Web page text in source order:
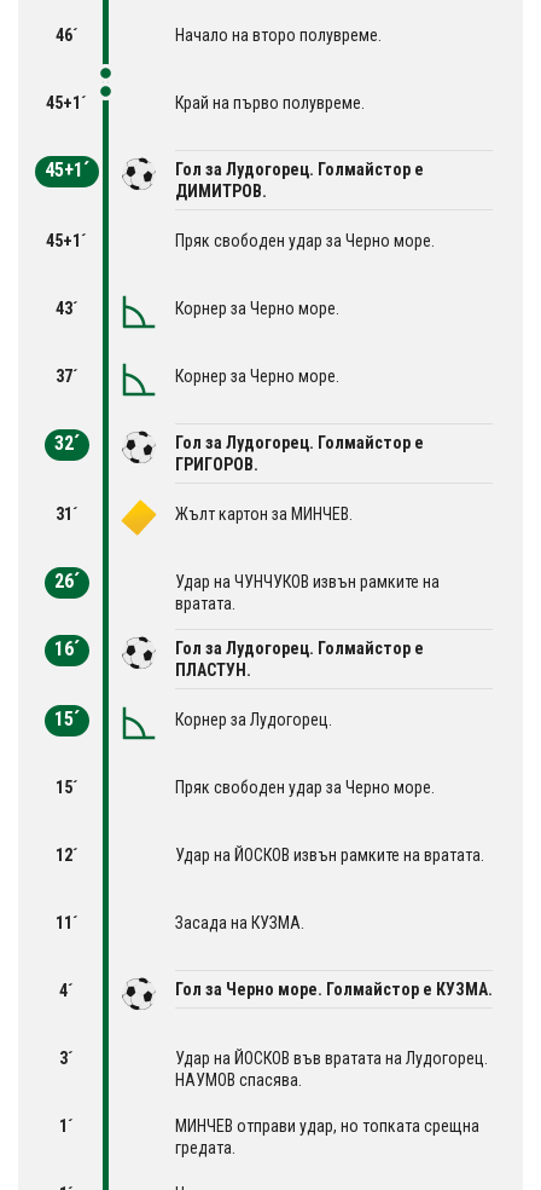
46´ Начало на второ полувреме.
45+1´ Край на първо полувреме.
45+1´
Гол за Лудогорец. Голмайстор е
ДИМИТРОВ.
45+1´ Пряк свободен удар за Черно море.
43´ Корнер за Черно море.
37´ Корнер за Черно море.
32´
Гол за Лудогорец. Голмайстор е
ГРИГОРОВ.
31´ Жълт картон за МИНЧЕВ.
26´
Удар на ЧУНЧУКОВ извън рамките на
вратата.
16´
Гол за Лудогорец. Голмайстор е
ПЛАСТУН.
15´ Корнер за Лудогорец.
15´ Пряк свободен удар за Черно море.
12´ Удар на ЙОСКОВ извън рамките на вратата.
11´ Засада на КУЗМА.
4´ Гол за Черно море. Голмайстор е КУЗМА.
3´
Удар на ЙОСКОВ във вратата на Лудогорец.
НАУМОВ спасява.
1´
МИНЧЕВ отправи удар, но топката срещна
гредата.